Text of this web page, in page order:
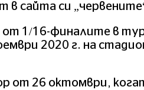
в сайта си
1/16-финалите в
2020 г. на
от 26 октомври,